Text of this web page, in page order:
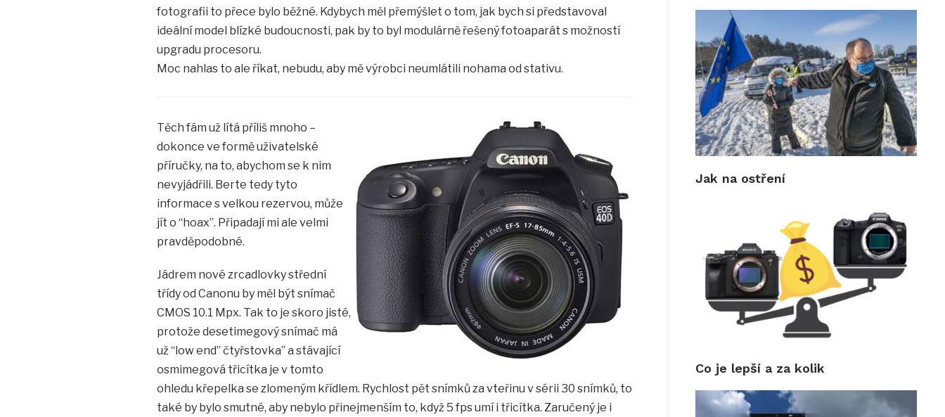
fotografii to přece bylo běžné. Kdybych měl přemýšlet o tom, jak bych si představoval
ideální model blízké budoucnosti, pak by to byl modulárně řešený fotoaparát s možností
upgradu procesoru.
Moc nahlas to ale říkat, nebudu, aby mě výrobci neumlátili nohama od stativu.
Těch fám už lítá příliš mnoho –
dokonce ve formě uživatelské
příručky, na to, abychom se k nim
nevyjádřili. Berte tedy tyto
informace s velkou rezervou, může
jít o “hoax”. Připadají mi ale velmi
pravděpodobné.
Jádrem nové zrcadlovky střední
třídy od Canonu by měl být snímač
CMOS 10.1 Mpx. Tak to je skoro jisté,
protože desetimegový snímač má
už “low end” čtyřstovka” a stávající
osmimegová třicítka je v tomto
ohledu křepelka se zlomeným křídlem. Rychlost pět snímků za vteřinu v sérii 30 snímků, to
také by bylo smutné, aby nebylo přinejmenším to, když 5 fps umí i třicítka. Zaručený je i
Jak na ostření
Co je lepší a za kolik